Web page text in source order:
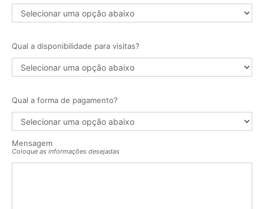
Qual a disponibilidade para visitas?
Qual a forma de pagamento?
Mensagem
Coloque as informações desejadas